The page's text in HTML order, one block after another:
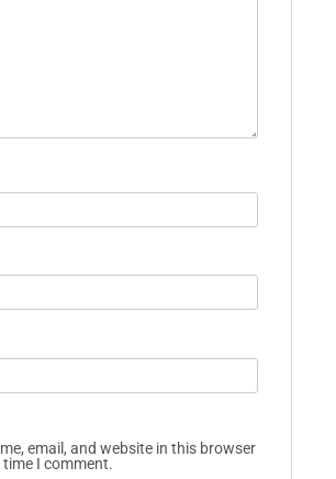
email, and website in this browser
I comment.